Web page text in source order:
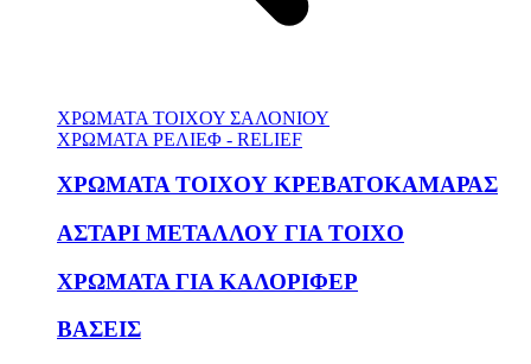
ΧΡΩΜΑΤΑ ΤΟΙΧΟΥ ΣΑΛΟΝΙΟΥ
ΧΡΩΜΑΤΑ ΡΕΛΙΕΦ - RELIEF
ΧΡΩΜΑΤΑ ΤΟΙΧΟΥ ΚΡΕΒΑΤΟΚΑΜΑΡΑΣ
ΑΣΤΑΡΙ ΜΕΤΑΛΛΟΥ ΓΙΑ ΤΟΙΧΟ
ΧΡΩΜΑΤΑ ΓΙΑ ΚΑΛΟΡΙΦΕΡ
ΒΑΣΕΙΣ